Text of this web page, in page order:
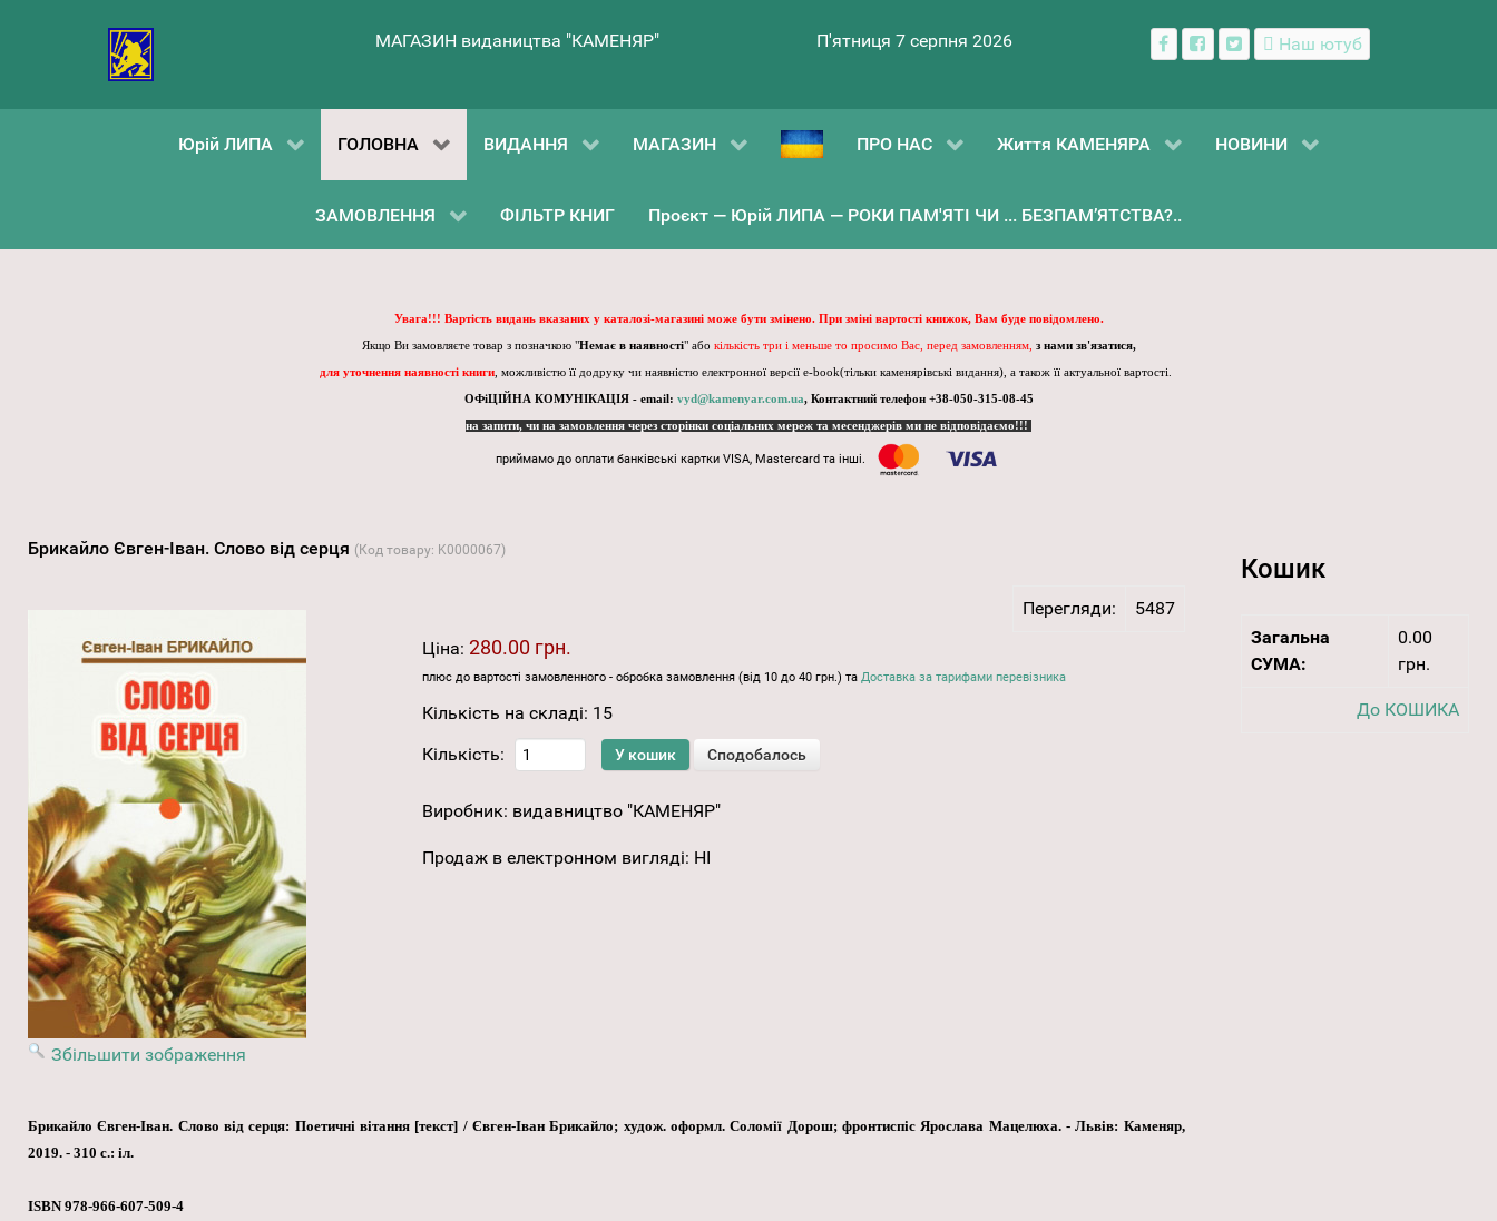
МАГАЗИН видаництва "КАМЕНЯР" П'ятниця 7 серпня 2026 Наш ютуб
Юрій ЛИПА ГОЛОВНА ВИДАННЯ МАГАЗИН ПРО НАС Життя КАМЕНЯРА НОВИНИ
ЗАМОВЛЕННЯ ФІЛЬТР КНИГ Проєкт — Юрій ЛИПА — РОКИ ПАМ'ЯТІ ЧИ ... БЕЗПАМ’ЯТСТВА?..
Увага!!! Вартість видань вказаних у каталозі-магазині може бути змінено. При зміні вартості книжок, Вам буде повідомлено.
Якщо Ви замовляєте товар з позначкою "Немає в наявності" або кількість три і меньше то просимо Вас, перед замовленням, з нами зв'язатися,
для уточнення наявності книги, можливістю її додруку чи наявністю електронної версії e-book(тільки каменярівські видання), а також її актуальної вартості.
ОФіЦІЙНА КОМУНІКАЦІЯ - email: vyd@kamenyar.com.ua, Контактний телефон +38-050-315-08-45
на запити, чи на замовлення через сторінки соціальних мереж та месенджерів ми не відповідаємо!!!
приймамо до оплати банківські картки VISA, Mastercard та інші.
Брикайло Євген-Іван. Слово від серця (Код товару: K0000067)
Перегляди: 5487
Збільшити зображення
Ціна: 280.00 грн.
плюс до вартості замовленного - обробка замовлення (від 10 до 40 грн.) та Доставка за тарифами перевізника
Кількість на складі: 15
Кількість:
Виробник: видавництво "КАМЕНЯР"
Продаж в електронном вигляді: НІ
Брикайло Євген-Іван. Слово від серця: Поетичні вітання [текст] / Євген-Іван Брикайло; худож. оформл. Соломії Дорош; фронтиспіс Ярослава Мацелюха. - Львів: Каменяр,
2019. - 310 с.: іл.
ISBN 978-966-607-509-4
Кошик
Загальна
СУМА:
0.00
грн.
До КОШИКА